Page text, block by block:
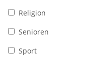
Religion
Senioren
Sport